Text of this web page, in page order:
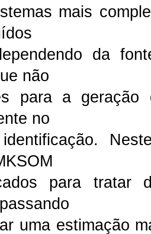
mais
da
não
para a
no
para tratar
uma estimação